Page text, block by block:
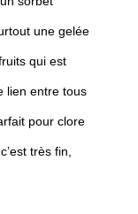
une gelée
qui est
lien entre tous
pour clore
très fin,